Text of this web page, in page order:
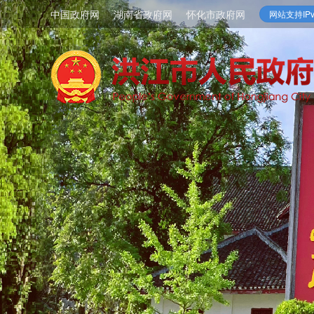
中国政府网 湖南省政府网 怀化市政府网 网站支持